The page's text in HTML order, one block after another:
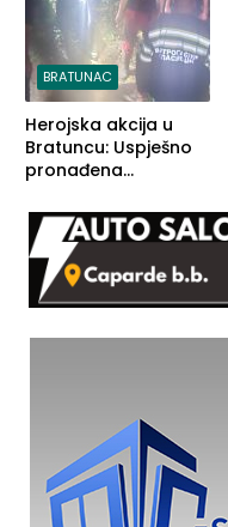
BRATUNAC
Herojska akcija u
Bratuncu: Uspješno
pronađena
a Ivanka Lazić,
rodom iz Kravice.